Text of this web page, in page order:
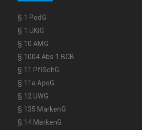
§ 1 PodG
§ 1 UKlG
§ 10 AMG
§ 1004 Abs 1 BGB
§ 11 PflSchG
§ 11a ApoG
§ 12 UWG
§ 135 MarkenG
§ 14 MarkenG